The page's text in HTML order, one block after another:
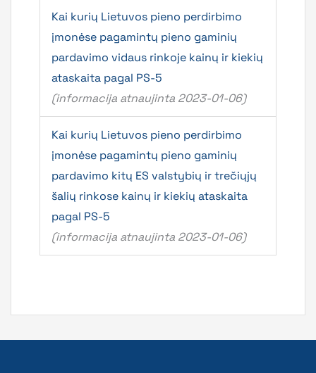
Kai kurių Lietuvos pieno perdirbimo
įmonėse pagamintų pieno gaminių
pardavimo vidaus rinkoje kainų ir kiekių
ataskaita pagal PS-5
(informacija atnaujinta 2023-01-06)
Kai kurių Lietuvos pieno perdirbimo
įmonėse pagamintų pieno gaminių
pardavimo kitų ES valstybių ir trečiųjų
šalių rinkose kainų ir kiekių ataskaita
pagal PS-5
(informacija atnaujinta 2023-01-06)